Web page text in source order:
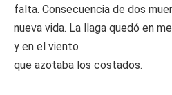
falta. Consecuencia de dos
nueva vida. La llaga quedó en
y en el viento
que azotaba los costados.